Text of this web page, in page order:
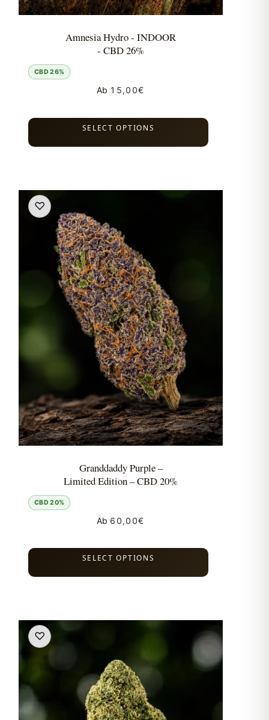
Amnesia Hydro - INDOOR
- CBD 26%
CBD 26%
Ab 15,00€
SELECT OPTIONS
Granddaddy Purple –
Limited Edition – CBD 20%
CBD 20%
Ab 60,00€
♡
SELECT OPTIONS
♡